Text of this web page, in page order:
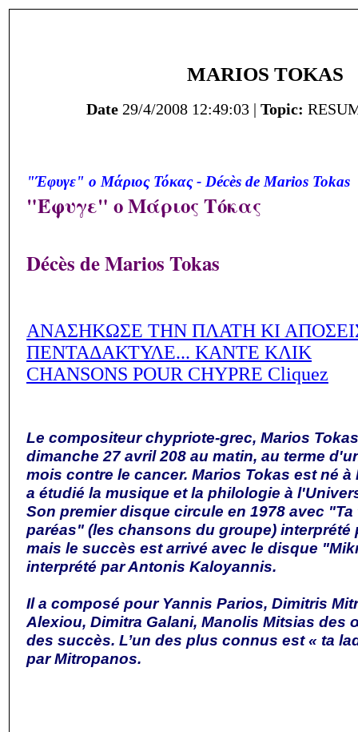
MARIOS TOKAS
Date 29/4/2008 12:49:03 | Topic:
"Έφυγε" ο Μάριος Τόκας - Décès de Marios Tokas
"Έφυγε" ο Μάριος Τόκας
Décès de Marios Tokas
ΑΝΑΣΗΚΩΣΕ ΤΗΝ ΠΛΑΤΗ ΚΙ
ΠΕΝΤΑΔΑΚΤΥΛΕ... ΚΑΝΤΕ ΚΛΙΚ
CHANSONS POUR CHYPRE Cliquez
Le compositeur chypriote-grec, Marios
dimanche 27 avril 208 au matin, au terme
mois contre le cancer. Marios Tokas est né à
a étudié la musique et la philologie à
Son premier disque circule en 1978 avec
paréas" (les chansons du groupe) interprété
mais le succès est arrivé avec le disque
interprété par Antonis Kaloyannis.
Il a composé pour Yannis Parios, Dimitris
Alexiou, Dimitra Galani, Manolis Mitsias des
des succès. L’un des plus connus est « ta
par Mitropanos.